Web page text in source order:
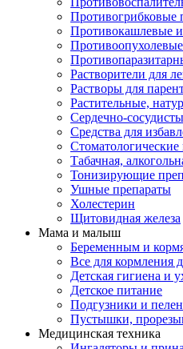
Противогрибковые
Противокашлевые
Растворители для
Растворы для
Растительные,
Сердечно-
Средства для
Стоматологические
Табачная,
Тонизирующие
Ушные препараты
Холестерин
Щитовидная железа
Мама и малыш
Беременным и
Все для кормления
Детская гигиена и
Детское питание
Подгузники и
Пустышки,
Медицинская техника